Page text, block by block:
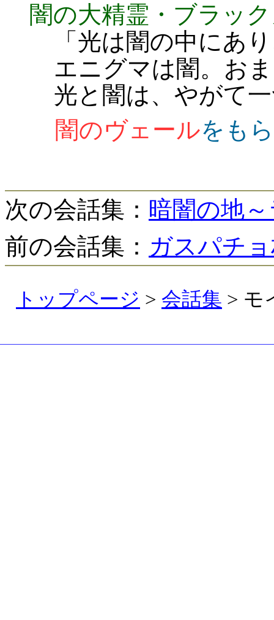
闇の大精霊・ブラッ
「光は闇の中にあ
エニグマは闇。お
光と闇は、やがて
闇のヴェールをも
次の会話集： 暗闇の地
前の会話集： ガスパチ
トップページ > 会話集 > モ